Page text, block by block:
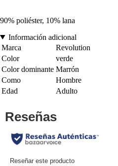
90% poliéster, 10% lana
Información adicional
Marca
Revolution
Color
verde
Color dominante Marrón
Como
Hombre
Edad
Adulto